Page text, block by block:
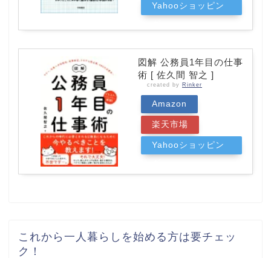
Yahooショッピン
図解 公務員1年目の仕事
術 [ 佐久間 智之 ]
created by Rinker
Amazon
楽天市場
Yahooショッピン
これから一人暮らしを始める方は要チェッ
ク！